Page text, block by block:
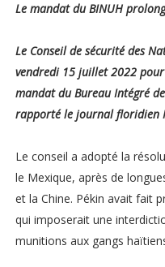
Le mandat du BINUH
Le Conseil de sécurité des
vendredi 15 juillet 2022
mandat du Bureau Intégré
rapporté le journal floridien
Le conseil a adopté la
le Mexique, après de
et la Chine. Pékin avait fait
qui imposerait une
munitions aux gangs